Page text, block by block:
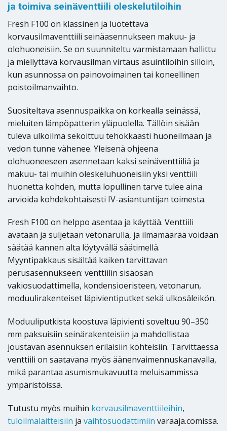
ja toimiva seinäventtiili oleskelutiloihin
Fresh F100 on klassinen ja luotettava
korvausilmaventtiili seinäasennukseen makuu- ja
olohuoneisiin. Se on suunniteltu varmistamaan hallittu
ja miellyttävä korvausilman virtaus asuintiloihin silloin,
kun asunnossa on painovoimainen tai koneellinen
poistoilmanvaihto.
Suositeltava asennuspaikka on korkealla seinässä,
mieluiten lämpöpatterin yläpuolella. Tällöin sisään
tuleva ulkoilma sekoittuu tehokkaasti huoneilmaan ja
vedon tunne vähenee. Yleisenä ohjeena
olohuoneeseen asennetaan kaksi seinäventtiiliä ja
makuu- tai muihin oleskeluhuoneisiin yksi venttiili
huonetta kohden, mutta lopullinen tarve tulee aina
arvioida kohdekohtaisesti IV-asiantuntijan toimesta.
Fresh F100 on helppo asentaa ja käyttää. Venttiili
avataan ja suljetaan vetonarulla, ja ilmamäärää voidaan
säätää kannen alta löytyvällä säätimellä.
Myyntipakkaus sisältää kaiken tarvittavan
perusasennukseen: venttiilin sisäosan
vakiosuodattimella, kondensioeristeen, vetonarun,
moduulirakenteiset läpivientiputket sekä ulkosäleikön.
Moduuliputkista koostuva läpivienti soveltuu 90–350
mm paksuisiin seinärakenteisiin ja mahdollistaa
joustavan asennuksen erilaisiin kohteisiin. Tarvittaessa
venttiili on saatavana myös äänenvaimennuskanavalla,
mikä parantaa asumismukavuutta meluisammissa
ympäristöissä.
Tutustu myös muihin korvausilmaventtiileihin,
tuloilmalaitteisiin ja vaihtosuodattimiin varaaja.comissa.